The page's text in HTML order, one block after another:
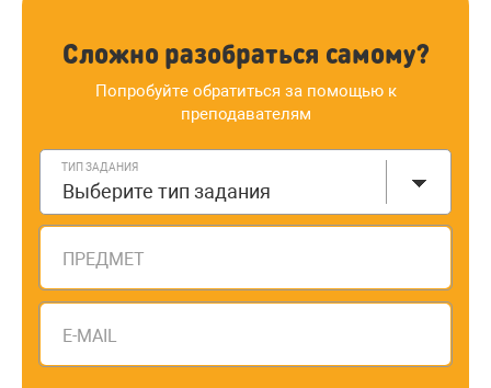
Сложно разобраться самому?
Попробуйте обратиться за помощью к
преподавателям
ТИП ЗАДАНИЯ
Выберите тип задания
ПРЕДМЕТ
E-MAIL